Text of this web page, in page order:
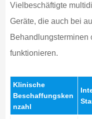
Vielbeschäftigte
Geräte, die auch bei
Behandlungsterminen
funktionieren.
Klinische
Beschaffungsken
nzahl